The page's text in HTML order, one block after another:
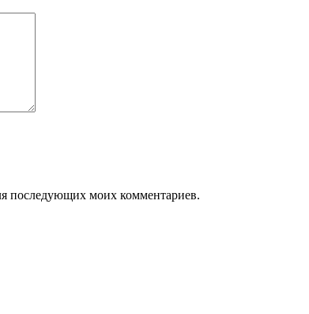
последующих моих комментариев.